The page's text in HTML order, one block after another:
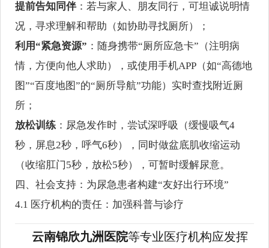
提前告知同伴：若与家人、朋友同行，可坦诚说明情
况，寻求理解和帮助（如协助寻找厕所）；
利用“紧急资源” ：随身携带“厕所应急卡”（注明病
情，方便向他人求助），或使用手机APP（如“高德地
图”“百度地图”的“厕所导航”功能）实时查找附近厕
所；
放松训练 ：尿急发作时，尝试深呼吸（缓慢吸气4
秒，屏息2秒，呼气6秒），同时做盆底肌收缩运动
（收缩肛门5秒，放松5秒），可暂时缓解尿意。
四、社会支持：为尿急患者构建“友好出行环境”
4.1 医疗机构的责任：加强科普与诊疗
云南锦欣九洲医院等专业医疗机构应发挥